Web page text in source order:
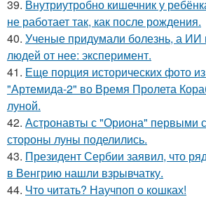
39. Внутриутробно кишечник у
не работает так, как после рождения.
40. Ученые придумали болезнь, а ИИ
людей от нее: эксперимент.
41. Еще порция исторических фото
"Артемида-2" во Время Пролета
луной.
42. Астронавты с "Ориона" первыми
стороны луны поделились.
43. Президент Сербии заявил, что
в Венгрию нашли взрывчатку.
44. Что читать? Научпоп о кошках!